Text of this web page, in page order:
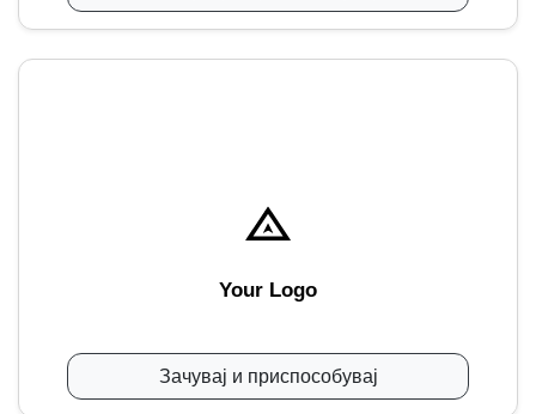
Your Logo
Зачувај и приспособувај